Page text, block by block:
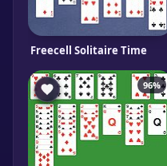
Freecell Solitaire Time
96%